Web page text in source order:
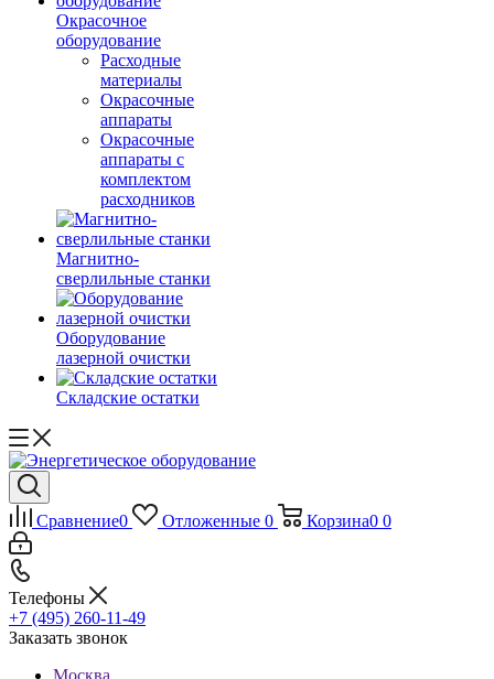
Окрасочное
оборудование
Расходные
материалы
Окрасочные
аппараты
Окрасочные
аппараты с
комплектом
расходников
Магнитно-
сверлильные станки
Оборудование
лазерной очистки
Складские остатки
Сравнение0 Отложенные 0 Корзина0 0
Телефоны
+7 (495) 260-11-49
Заказать звонок
Москва